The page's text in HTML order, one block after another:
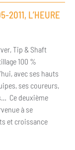
2011, L’HEURE
Tip & Shaft
100 %
avec ses hauts
ses coureurs,
Ce deuxième
à se
et croissance